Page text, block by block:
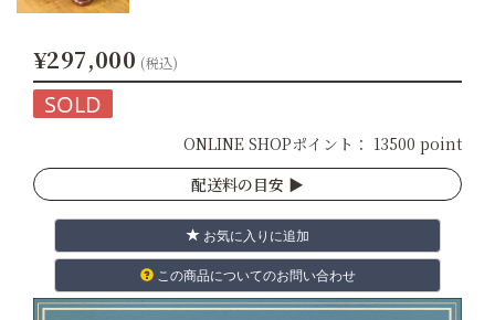
¥297,000 (税込)
SOLD
ONLINE SHOPポイント： 13500 point
配送料の目安 ▶︎
お気に入りに追加
この商品についてのお問い合わせ